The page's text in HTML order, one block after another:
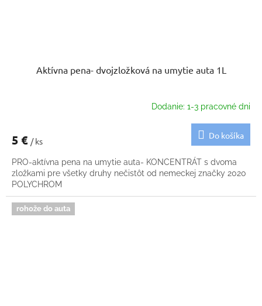
Aktívna pena- dvojzložková na umytie auta 1L
Dodanie: 1-3 pracovné dni
5 € / ks
Do košíka
PRO-aktívna pena na umytie auta- KONCENTRÁT s dvoma
zložkami pre všetky druhy nečistôt od nemeckej značky 2020
POLYCHROM
rohože do auta